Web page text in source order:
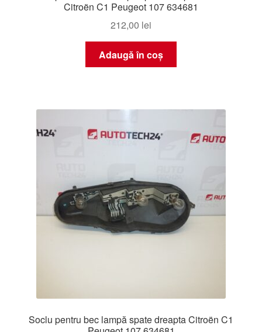
Citroën C1 Peugeot 107 634681
212,00 lei
Adaugă în coș
Soclu pentru bec lampă spate dreapta Citroën C1